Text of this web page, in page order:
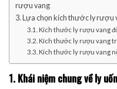
rượu vang
3. Lựa chọn kích thước ly rượu
3.1. Kích thước ly rượu vang
3.2. Kích thước ly rượu vang
3.3. Kích thước ly rượu vang
1. Khái niệm chung về ly